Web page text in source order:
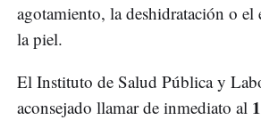
agotamiento, la deshidratación o
la piel.
El Instituto de Salud Pública y
aconsejado llamar de inmediato al